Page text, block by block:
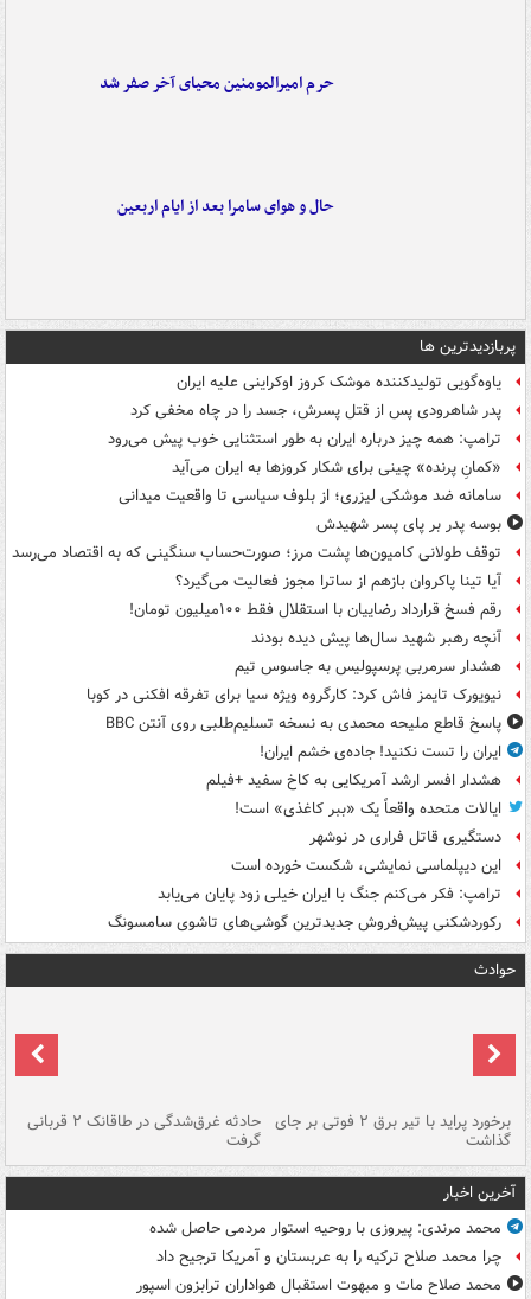
حرم امیرالمومنین محیای آخر صفر شد
حال و هوای سامرا بعد از ایام اربعین
پربازدیدترین ها
یاوه‌گویی تولیدکننده موشک کروز اوکراینی علیه ایران
پدر شاهرودی پس از قتل پسرش، جسد را در چاه مخفی کرد
ترامپ: همه چیز درباره ایران به طور استثنایی خوب پیش می‌رود
«کمانِ پرنده» چینی برای شکار کروزها به ایران می‌آید
سامانه ضد موشکی لیزری؛ از بلوف سیاسی تا واقعیت میدانی
بوسه‌ پدر بر پای پسر شهیدش
توقف طولانی کامیون‌ها پشت مرز؛ صورت‌حساب سنگینی که به اقتصاد می‌رسد
آیا تینا پاکروان بازهم از ساترا مجوز فعالیت می‌گیرد؟
رقم فسخ قرارداد رضاییان با استقلال فقط ۱۰۰میلیون تومان!
آنچه رهبر شهید سال‌ها پیش دیده بودند
هشدار سرمربی پرسپولیس به جاسوس تیم
نیویورک تایمز فاش کرد: کارگروه ویژه سیا برای تفرقه افکنی در کوبا
پاسخ قاطع ملیحه محمدی به نسخه تسلیم‌طلبی روی آنتن BBC
ایران را تست نکنید! جاده‌ی خشم ایران!
هشدار افسر ارشد آمریکایی به کاخ سفید +فیلم
ایالات متحده واقعاً یک «ببر کاغذی» است!
دستگیری قاتل فراری در نوشهر
این دیپلماسی نمایشی، شکست خورده است
ترامپ: فکر می‌کنم جنگ با ایران خیلی زود پایان می‌یابد
رکوردشکنی پیش‌فروش جدیدترین گوشی‌های تاشوی سامسونگ
حوادث
برخورد پراید با تیر برق ۲ فوتی بر جای
گذاشت
حادثه غرق‌شدگی در طاقانک ۲ قربانی
گرفت
آخرین اخبار
محمد مرندی: پیروزی با روحیه استوار مردمی حاصل شده
چرا محمد صلاح ترکیه را به عربستان و آمریکا ترجیح داد
محمد صلاح مات و مبهوت استقبال هواداران ترابزون اسپور